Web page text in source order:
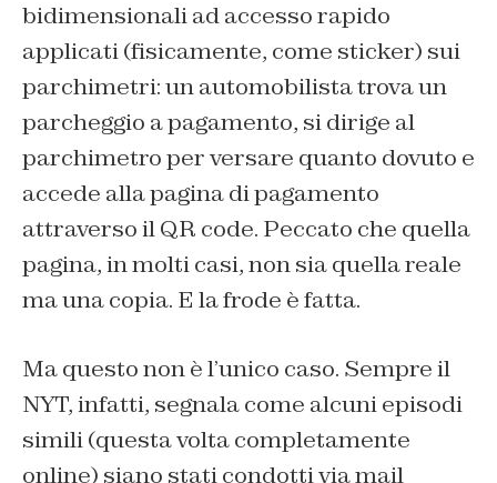
bidimensionali ad accesso rapido
applicati (fisicamente, come sticker) sui
parchimetri: un automobilista trova un
parcheggio a pagamento, si dirige al
parchimetro per versare quanto dovuto e
accede alla pagina di pagamento
attraverso il QR code. Peccato che quella
pagina, in molti casi, non sia quella reale
ma una copia. E la frode è fatta.
Ma questo non è l’unico caso. Sempre il
NYT, infatti, segnala come alcuni episodi
simili (questa volta completamente
online) siano stati condotti via mail